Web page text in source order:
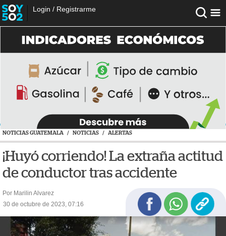
Login / Registrarme
NOTICIAS GUATEMALA / NOTICIAS / ALERTAS
¡Huyó corriendo! La extraña actitud
de conductor tras accidente
Por Marilin Alvarez
30 de octubre de 2023, 07:16